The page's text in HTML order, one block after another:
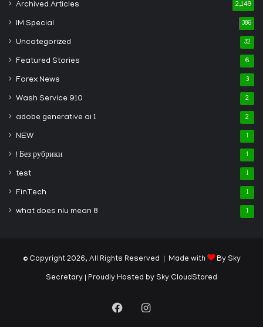
Archived Articles 2,149
IM Special 386
Uncategorized 32
Featured Stories 6
Forex News 3
Wash Service 910 2
adobe generative ai 1 2
NEW 1
! Без рубрики 1
test 1
FinTech 1
what does nlu mean 8 1
© Copyright 2026, All Rights Reserved | Made with By Sky
Secretary | Proudly Hosted by Sky CloudStored
FacebookInstagram